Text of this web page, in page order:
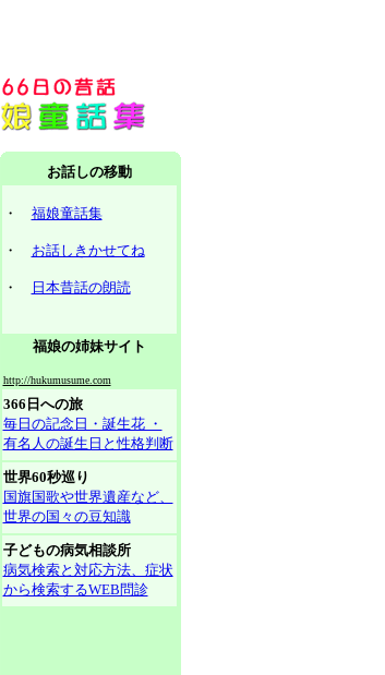
お話しの移動
・ 福娘童話集
・ お話しきかせてね
・ 日本昔話の朗読
福娘の姉妹サイト
http://hukumusume.com
366日への旅
毎日の記念日・誕生花 ・
有名人の誕生日と性格判断
世界60秒巡り
国旗国歌や世界遺産など、
世界の国々の豆知識
子どもの病気相談所
病気検索と対応方法、症状
から検索するWEB問診